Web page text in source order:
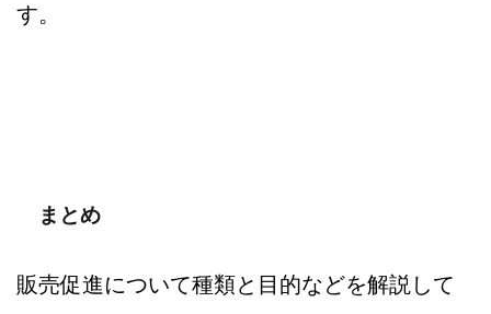
す。
まとめ
販売促進について種類と目的などを解説して